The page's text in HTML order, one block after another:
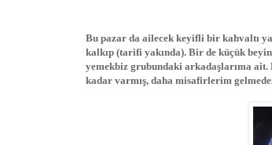
Bu pazar da ailecek keyifli bir kahvaltı
kalkıp (tarifi yakında). Bir de küçük
yemekbiz grubundaki arkadaşlarıma ait.
kadar varmış, daha misafirlerim